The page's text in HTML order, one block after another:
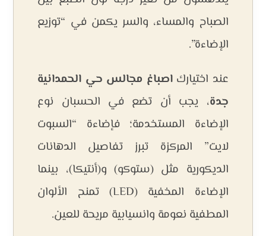
الصباح والمساء، والسر يكمن في “توزيع
الإضاءة”.
عند اختياركاصباغ مجالس حي الحمدانية
جدة، يجب أن تضع في الحسبان نوع
الإضاءة المستخدمة؛ فإضاءة “السبوت
لايت” المركزة تبرز تفاصيل الدهانات
الديكورية مثل (ستوكو) و(أنتيكا)، بينما
الإضاءة المخفية (LED) تمنح الألوان
المطفية نعومة وانسيابية مريحة للعين.